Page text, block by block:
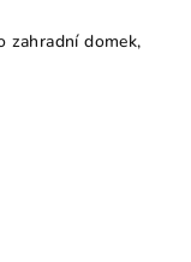
zahradní domek,